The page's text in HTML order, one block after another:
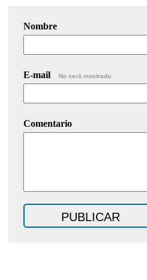
Nombre
E-mail No será mostrado.
Comentario